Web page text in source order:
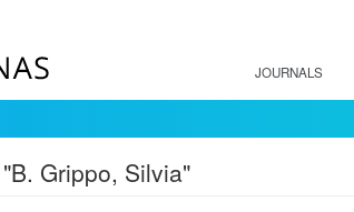
JOURNALS
Grippo, Silvia"